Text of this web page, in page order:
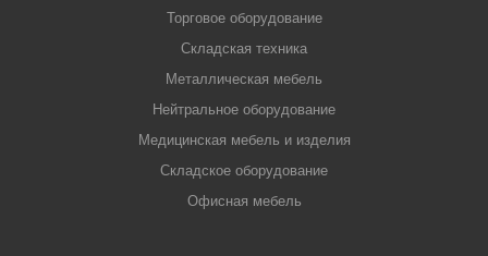
Торговое оборудование
Складская техника
Металлическая мебель
Нейтральное оборудование
Медицинская мебель и изделия
Складское оборудование
Офисная мебель